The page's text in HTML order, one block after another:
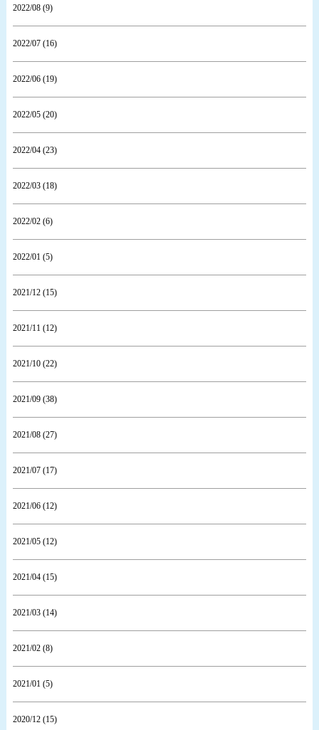
2022/08 (9)
2022/07 (16)
2022/06 (19)
2022/05 (20)
2022/04 (23)
2022/03 (18)
2022/02 (6)
2022/01 (5)
2021/12 (15)
2021/11 (12)
2021/10 (22)
2021/09 (38)
2021/08 (27)
2021/07 (17)
2021/06 (12)
2021/05 (12)
2021/04 (15)
2021/03 (14)
2021/02 (8)
2021/01 (5)
2020/12 (15)